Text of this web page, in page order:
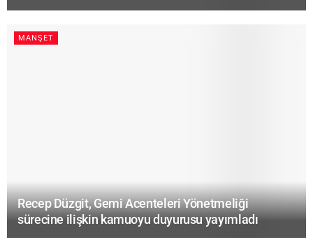
MANŞET
Recep Düzgit, Gemi Acenteleri Yönetmeliği
sürecine ilişkin kamuoyu duyurusu yayımladı